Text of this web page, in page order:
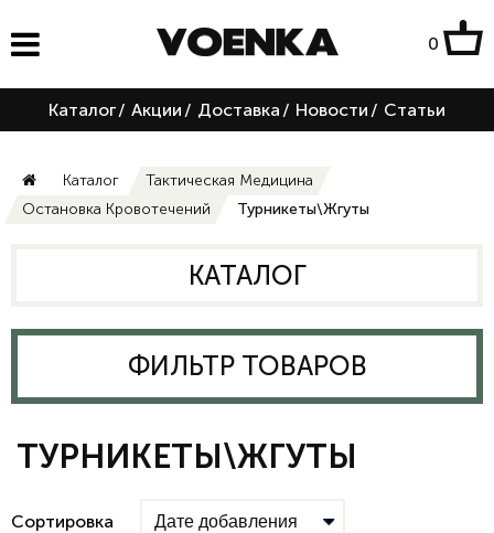
0
Каталог/ Акции / Доставка / Новости / Статьи
Каталог
Тактическая Медицина
Остановка Кровотечений
Турникеты\Жгуты
КАТАЛОГ
ФИЛЬТР ТОВАРОВ
ТУРНИКЕТЫ\ЖГУТЫ
Сортировка